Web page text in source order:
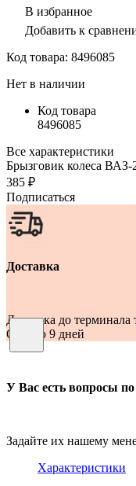
В избранное
Добавить к
Код товара: 8496085
Нет в наличии
Код товара
8496085
Все характеристики
Брызговик колеса
385 ₽
Подписаться
Доставка
Доставка до
От 2 до 9 дней
У Вас есть вопросы по
Задайте их нашему
Характеристики